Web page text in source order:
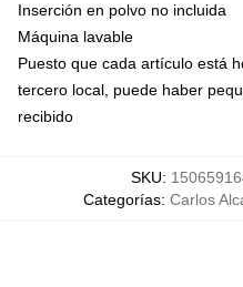
Inserción en polvo no incluida
Máquina lavable
Puesto que cada artículo está
tercero local, puede haber
recibido
SKU:
Categorías: Carlos